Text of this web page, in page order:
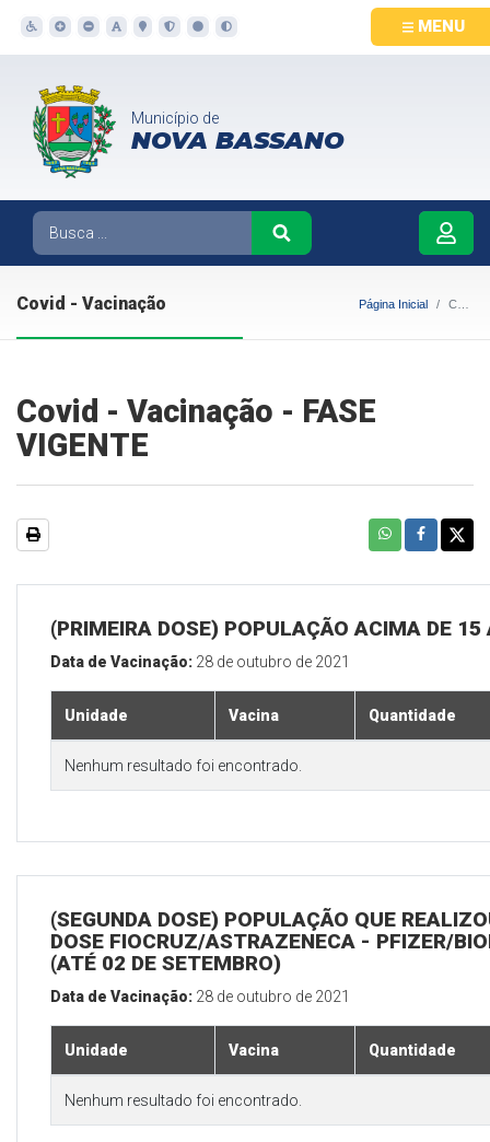
MENU
Município de
NOVA BASSANO
Covid - Vacinação Página Inicial Covid - Vacinação
Covid - Vacinação - FASE
VIGENTE
(PRIMEIRA DOSE) POPULAÇÃO ACIMA DE 15
Data de Vacinação: 28 de outubro de 2021
Unidade Vacina Quantidade
Nenhum resultado foi encontrado.
(SEGUNDA DOSE) POPULAÇÃO QUE
DOSE FIOCRUZ/ASTRAZENECA - PFIZER/
(ATÉ 02 DE SETEMBRO)
Data de Vacinação: 28 de outubro de 2021
Unidade Vacina Quantidade
Nenhum resultado foi encontrado.